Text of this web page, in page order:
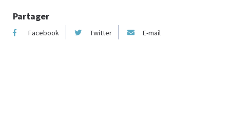
Partager
Facebook Twitter E-mail